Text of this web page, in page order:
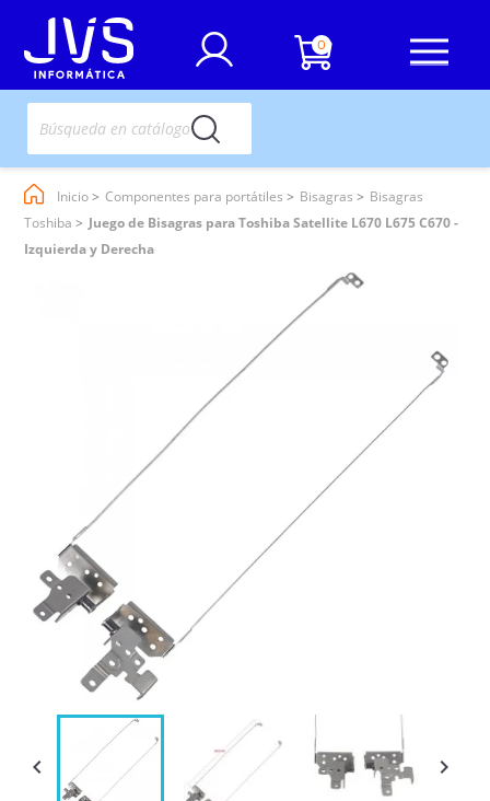
0
Inicio Componentes para portátiles Bisagras
Bisagras
Toshiba
Juego de Bisagras para Toshiba Satellite L670 L675 C670 -
Izquierda y Derecha
 